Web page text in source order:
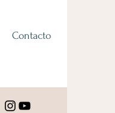
Contacto